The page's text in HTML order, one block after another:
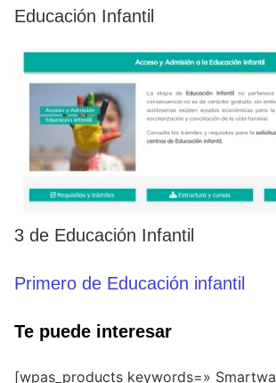
Educación Infantil
3 de Educación Infantil
Primero de Educación infantil
Te puede interesar
[wpas_products keywords=»